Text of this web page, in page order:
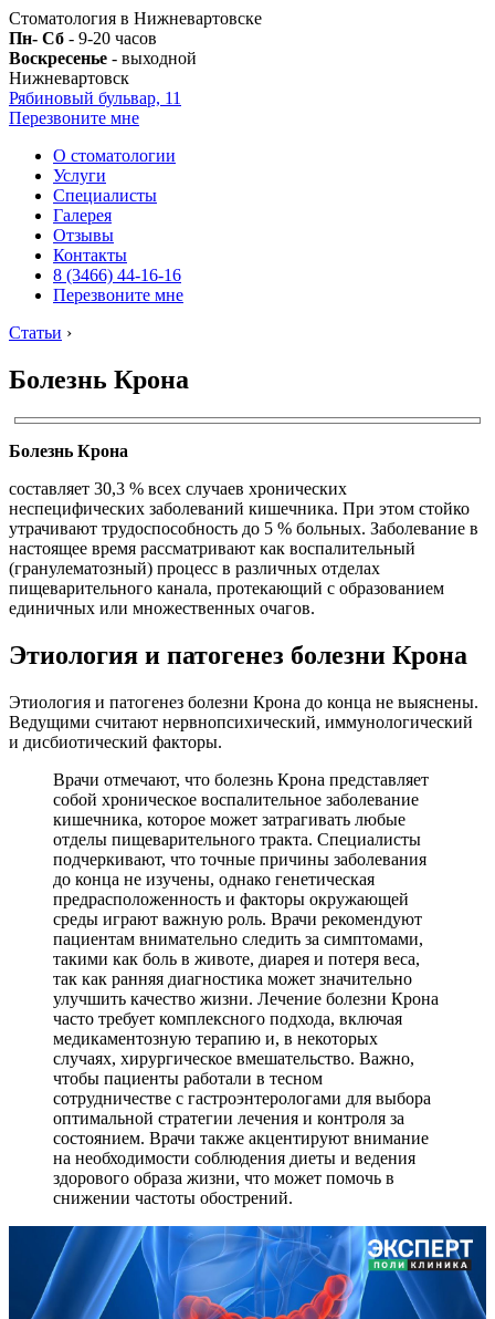
Стоматология в Нижневартовске
Пн- Сб - 9-20 часов
Воскресенье - выходной
Нижневартовск
Рябиновый бульвар, 11
Перезвоните мне
О стоматологии
Услуги
Специалисты
Галерея
Отзывы
Контакты
8 (3466) 44-16-16
Перезвоните мне
Статьи ›
Болезнь Крона
Болезнь Крона
составляет 30,3 % всех случаев хронических
неспецифических заболеваний кишечника. При этом стойко
утрачивают трудоспособность до 5 % больных. Заболевание в
настоящее время рассматривают как воспалительный
(гранулематозный) процесс в различных отделах
пищеварительного канала, протекающий с образованием
единичных или множественных очагов.
Этиология и патогенез болезни Крона
Этиология и патогенез болезни Крона до конца не выяснены.
Ведущими считают нервнопсихический, иммунологический
и дисбиотический факторы.
Врачи отмечают, что болезнь Крона представляет
собой хроническое воспалительное заболевание
кишечника, которое может затрагивать любые
отделы пищеварительного тракта. Специалисты
подчеркивают, что точные причины заболевания
до конца не изучены, однако генетическая
предрасположенность и факторы окружающей
среды играют важную роль. Врачи рекомендуют
пациентам внимательно следить за симптомами,
такими как боль в животе, диарея и потеря веса,
так как ранняя диагностика может значительно
улучшить качество жизни. Лечение болезни Крона
часто требует комплексного подхода, включая
медикаментозную терапию и, в некоторых
случаях, хирургическое вмешательство. Важно,
чтобы пациенты работали в тесном
сотрудничестве с гастроэнтерологами для выбора
оптимальной стратегии лечения и контроля за
состоянием. Врачи также акцентируют внимание
на необходимости соблюдения диеты и ведения
здорового образа жизни, что может помочь в
снижении частоты обострений.